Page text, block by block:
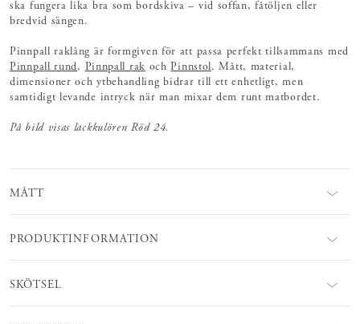
ska fungera lika bra som bordskiva – vid soffan, fåtöljen eller
bredvid sängen.
Pinnpall raklång är formgiven för att passa perfekt tillsammans med
Pinnpall rund, Pinnpall rak ochPinnstol. Mått, material,
dimensioner och ytbehandling bidrar till ett enhetligt, men
samtidigt levande intryck när man mixar dem runt matbordet.
På bild visas lackkulören Röd 24.
MÅTT
PRODUKTINFORMATION
SKÖTSEL